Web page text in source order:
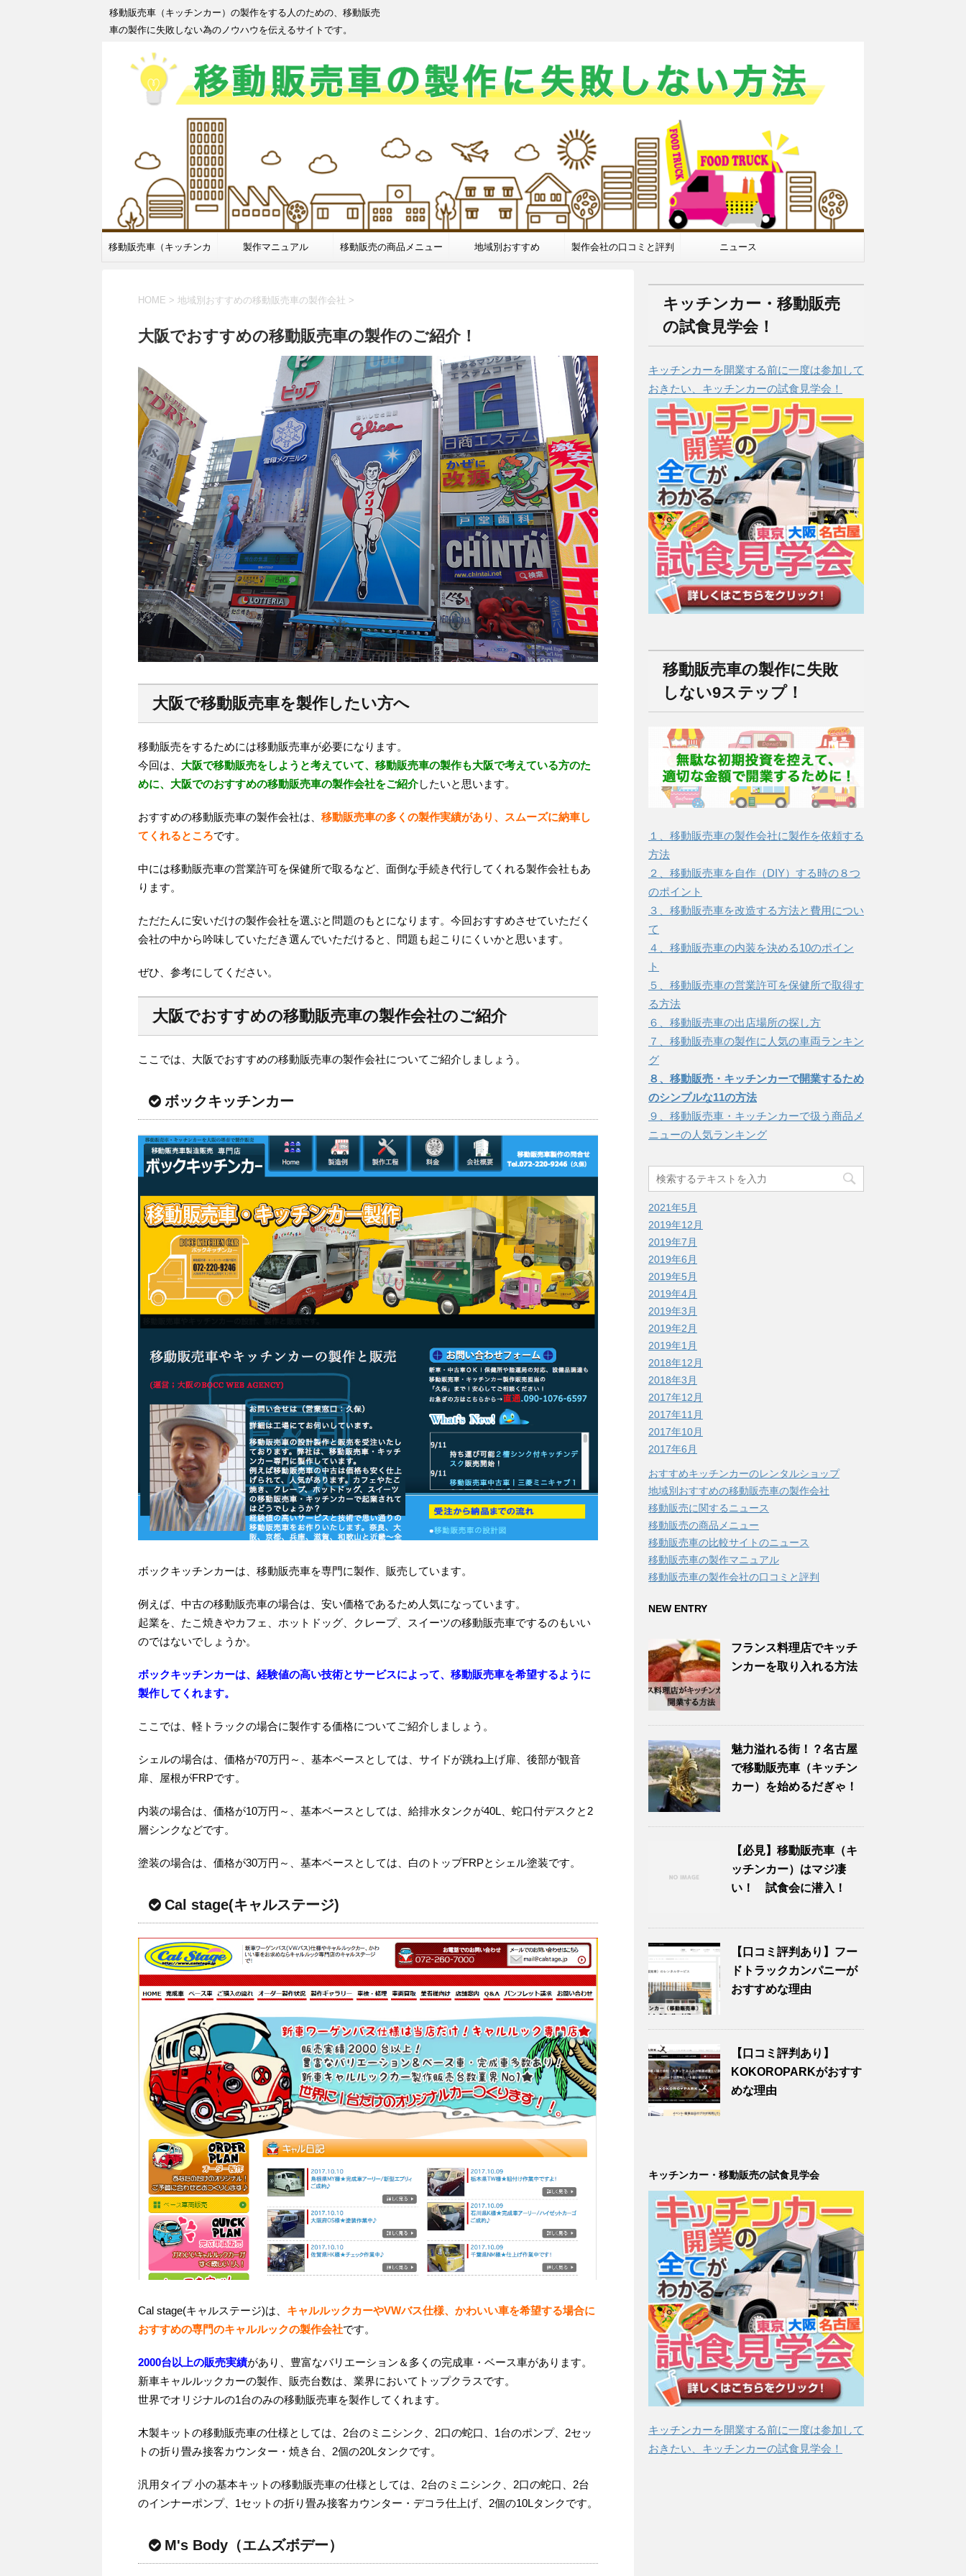
移動販売車（キッチンカー）の製作をする人のための、移動販売
車の製作に失敗しない為のノウハウを伝えるサイトです。
移動販売車（キッチンカ 製作マニュアル 移動販売の商品メニュー 地域別おすすめ 製作会社の口コミと評判 ニュース
HOME > 地域別おすすめの移動販売車の製作会社 >
大阪でおすすめの移動販売車の製作のご紹介！
大阪で移動販売車を製作したい方へ
移動販売をするためには移動販売車が必要になります。
今回は、 大阪で移動販売をしようと考えていて、移動販売車の製作も大阪で考えている方のた
めに、大阪でのおすすめの移動販売車の製作会社をご紹介したいと思います。
おすすめの移動販売車の製作会社は、 移動販売車の多くの製作実績があり、スムーズに納車し
てくれるところです。
中には移動販売車の営業許可を保健所で取るなど、面倒な手続き代行してくれる製作会社もあ
ります。
ただたんに安いだけの製作会社を選ぶと問題のもとになります。今回おすすめさせていただく
会社の中から吟味していただき選んでいただけると、問題も起こりにくいかと思います。
ぜひ、参考にしてください。
大阪でおすすめの移動販売車の製作会社のご紹介
ここでは、大阪でおすすめの移動販売車の製作会社についてご紹介しましょう。
ボックキッチンカー
ボックキッチンカーは、移動販売車を専門に製作、販売しています。
例えば、中古の移動販売車の場合は、安い価格であるため人気になっています。
起業を、たこ焼きやカフェ、ホットドッグ、クレープ、スイーツの移動販売車でするのもいい
のではないでしょうか。
ボックキッチンカーは、経験値の高い技術とサービスによって、移動販売車を希望するように
製作してくれます。
ここでは、軽トラックの場合に製作する価格についてご紹介しましょう。
シェルの場合は、価格が70万円～、基本ベースとしては、サイドが跳ね上げ扉、後部が観音
扉、屋根がFRPです。
内装の場合は、価格が10万円～、基本ベースとしては、給排水タンクが40L、蛇口付デスクと2
層シンクなどです。
塗装の場合は、価格が30万円～、基本ベースとしては、白のトップFRPとシェル塗装です。
Cal stage(キャルステージ)
Cal stage(キャルステージ)は、 キャルルックカーやVWバス仕様、かわいい車を希望する場合に
おすすめの専門のキャルルックの製作会社です。
2000台以上の販売実績があり、豊富なバリエーション＆多くの完成車・ベース車があります。
新車キャルルックカーの製作、販売台数は、業界においてトップクラスです。
世界でオリジナルの1台のみの移動販売車を製作してくれます。
木製キットの移動販売車の仕様としては、2台のミニシンク、2口の蛇口、1台のポンプ、2セッ
トの折り畳み接客カウンター・焼き台、2個の20Lタンクです。
汎用タイプ 小の基本キットの移動販売車の仕様としては、2台のミニシンク、2口の蛇口、2台
のインナーポンプ、1セットの折り畳み接客カウンター・デコラ仕上げ、2個の10Lタンクです。
M's Body（エムズボデー）
キッチンカー・移動販売
の試食見学会！
キッチンカーを開業する前に一度は参加して
おきたい、キッチンカーの試食見学会！
移動販売車の製作に失敗
しない9ステップ！
１、移動販売車の製作会社に製作を依頼する
方法
２、移動販売車を自作（DIY）する時の８つ
のポイント
３、移動販売車を改造する方法と費用につい
て
４、移動販売車の内装を決める10のポイン
ト
５、移動販売車の営業許可を保健所で取得す
る方法
６、移動販売車の出店場所の探し方
７、移動販売車の製作に人気の車両ランキン
グ
８、移動販売・キッチンカーで開業するため
のシンプルな11の方法
９、移動販売車・キッチンカーで扱う商品メ
ニューの人気ランキング
2021年5月
2019年12月
2019年7月
2019年6月
2019年5月
2019年4月
2019年3月
2019年2月
2019年1月
2018年12月
2018年3月
2017年12月
2017年11月
2017年10月
2017年6月
おすすめキッチンカーのレンタルショップ
地域別おすすめの移動販売車の製作会社
移動販売に関するニュース
移動販売の商品メニュー
移動販売車の比較サイトのニュース
移動販売車の製作マニュアル
移動販売車の製作会社の口コミと評判
NEW ENTRY
フランス料理店でキッチ
ンカーを取り入れる方法
魅力溢れる街！？名古屋
で移動販売車（キッチン
カー）を始めるだぎゃ！
【必見】移動販売車（キ
ッチンカー）はマジ凄
い！ 試食会に潜入！
【口コミ評判あり】フー
ドトラックカンパニーが
おすすめな理由
【口コミ評判あり】
KOKOROPARKがおすす
めな理由
キッチンカー・移動販売の試食見学会
キッチンカーを開業する前に一度は参加して
おきたい、キッチンカーの試食見学会！